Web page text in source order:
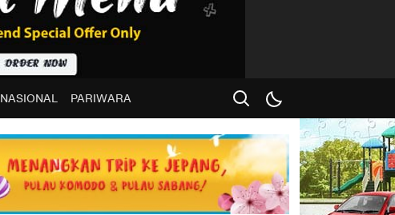
NASIONAL PARIWARA